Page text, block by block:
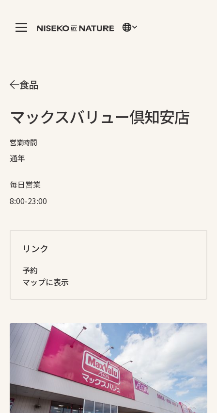
食品
マックスバリュー倶知安店
営業時間
通年
毎日営業
8:00-23:00
リンク
予約
マップに表示